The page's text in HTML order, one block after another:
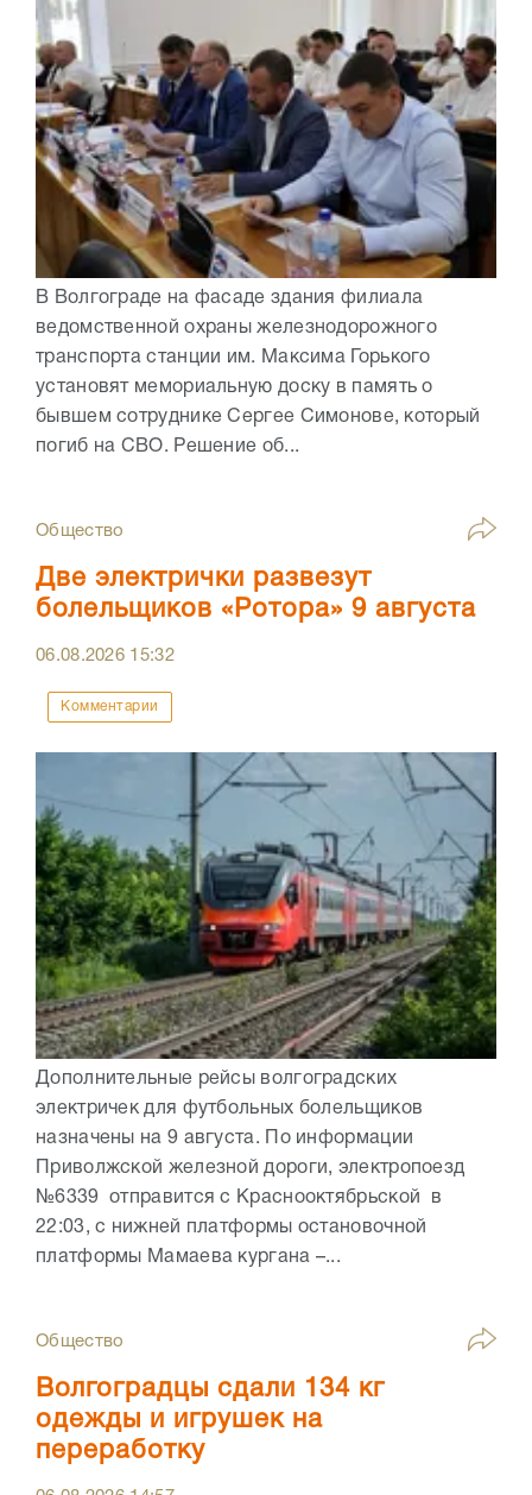
В Волгограде на фасаде здания филиала
ведомственной охраны железнодорожного
транспорта станции им. Максима Горького
установят мемориальную доску в память о
бывшем сотруднике Сергее Симонове, который
погиб на СВО. Решение об...
Общество
Две электрички развезут
болельщиков «Ротора» 9 августа
06.08.2026 15:32
Комментарии
Дополнительные рейсы волгоградских
электричек для футбольных болельщиков
назначены на 9 августа. По информации
Приволжской железной дороги, электропоезд
№6339 отправится с Краснооктябрьской в
22:03, с нижней платформы остановочной
платформы Мамаева кургана –...
Общество
Волгоградцы сдали 134 кг
одежды и игрушек на
переработку